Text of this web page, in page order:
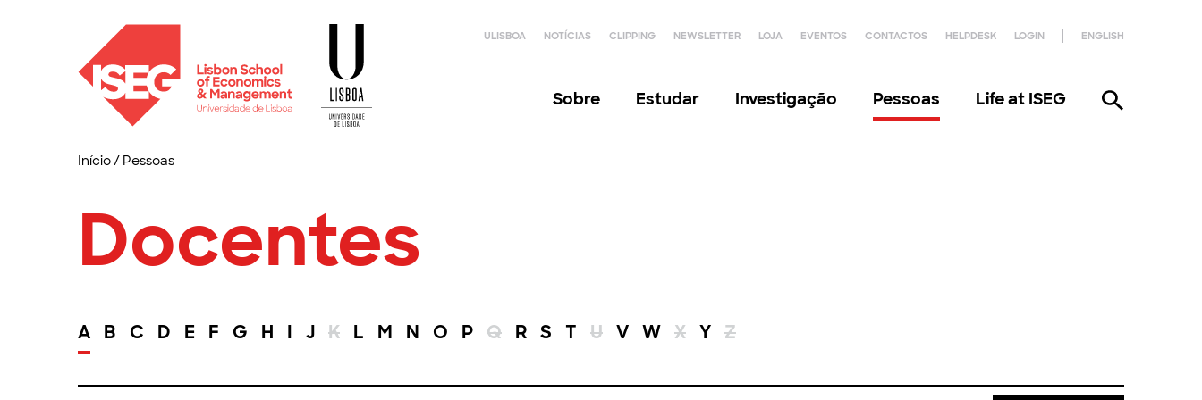
ULISBOA NOTÍCIAS CLIPPING NEWSLETTER LOJA EVENTOS CONTACTOS HELPDESK LOGIN ENGLISH
Sobre Estudar Investigação Pessoas Life at ISEG
Início/ Pessoas
Docentes
A B C D E F G H I J K L M N O P Q R S T U V W X Y Z